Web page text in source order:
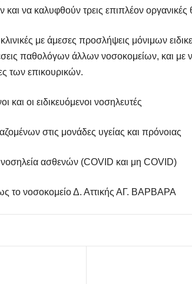
να καλυφθούν τρεις επιπλέον
με άμεσες προσλήψεις μόνιμων
παθολόγων άλλων νοσοκομείων, και
των επικουρικών.
και οι ειδικευόμενοι νοσηλευτές
στις μονάδες υγείας και πρόνοιας
νοσηλεία ασθενών (COVID και μη COVID)
το νοσοκομείο Δ. Αττικής ΑΓ. ΒΑΡΒΑΡΑ